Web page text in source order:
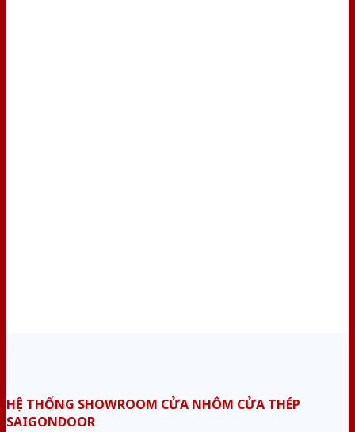
HỆ THỐNG SHOWROOM CỬA NHÔM CỬA THÉP
SAIGONDOOR